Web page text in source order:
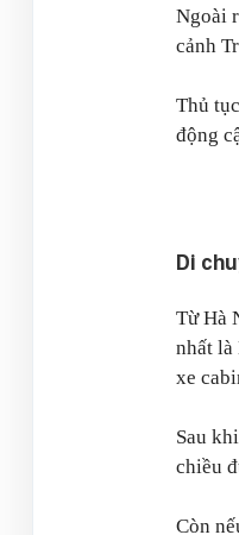
Ngoài
cảnh
Thủ
động
Di
Từ Hà
nhất là
xe
Sau
chiều
Còn